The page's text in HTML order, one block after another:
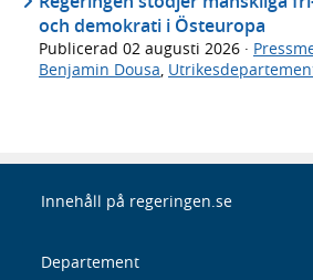
och demokrati i Östeuropa
Publicerad 02 augusti 2026 ·
Benjamin Dousa
Innehåll på regeringen.se
Departement